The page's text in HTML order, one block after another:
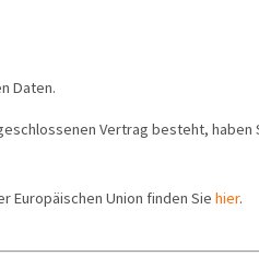
Daten.
Vertrag besteht, haben
Europäischen Union finden Siehier.